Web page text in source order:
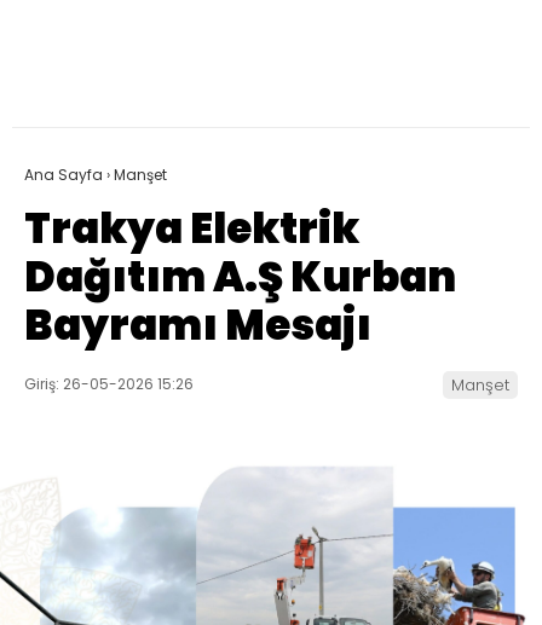
Ana Sayfa ›Manşet
Trakya Elektrik
Dağıtım A.Ş Kurban
Bayramı Mesajı
Giriş: 26-05-2026 15:26 Manşet